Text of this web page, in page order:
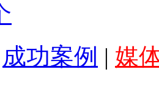
成功案例 | 媒